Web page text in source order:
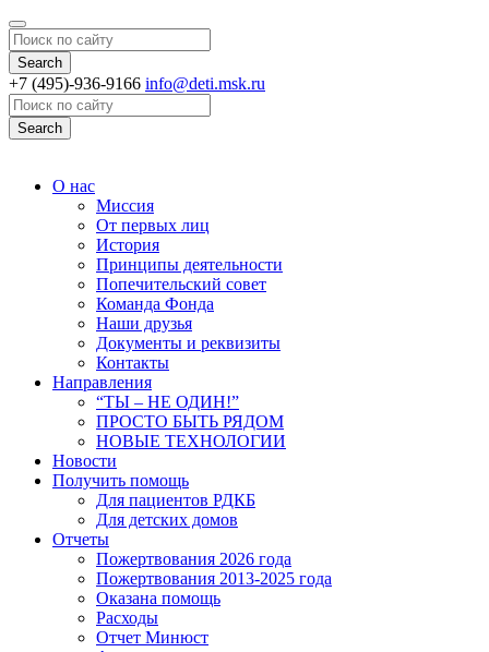
Search
+7 (495)-936-9166 info@deti.msk.ru
Search
О нас
Миссия
От первых лиц
История
Принципы деятельности
Попечительский совет
Команда Фонда
Наши друзья
Документы и реквизиты
Контакты
Направления
“ТЫ – НЕ ОДИН!”
ПРОСТО БЫТЬ РЯДОМ
НОВЫЕ ТЕХНОЛОГИИ
Новости
Получить помощь
Для пациентов РДКБ
Для детских домов
Отчеты
Пожертвования 2026 года
Пожертвования 2013-2025 года
Оказана помощь
Расходы
Отчет Минюст